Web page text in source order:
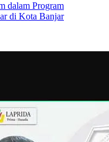
dalam Program
di Kota Banjar